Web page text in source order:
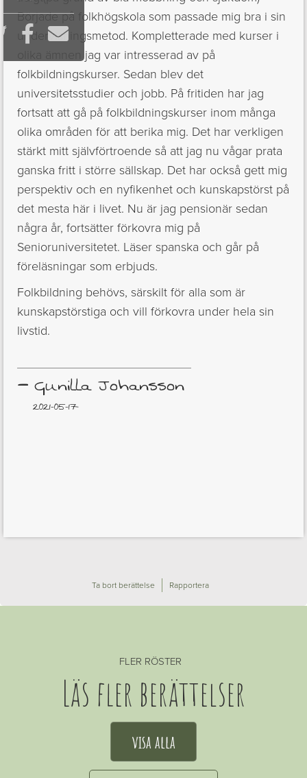
Började på folkhögskola som passade mig bra i sin
undervisningsmetod. Kompletterade med kurser i
olika ämnen jag var intresserad av på
folkbildningskurser. Sedan blev det
universitetsstudier och jobb. På fritiden har jag
fortsatt att gå på folkbildningskurser inom många
olika områden för att berika mig. Det har verkligen
stärkt mitt självförtroende så att jag nu vågar prata
ganska fritt i större sällskap. Det har också gett mig
perspektiv och en nyfikenhet och kunskapstörst på
det mesta här i livet. Nu är jag pensionär sedan
några år, fortsätter förkovra mig på
Senioruniversitetet. Läser spanska och går på
föreläsningar som erbjuds.
Folkbildning behövs, särskilt för alla som är
kunskapstörstiga och vill förkovra under hela sin
livstid.
 
–Gunilla Johansson
2021-05-17
Ta bort berättelse Rapportera
FLER RÖSTER
Läs fler berättelser
visa alla